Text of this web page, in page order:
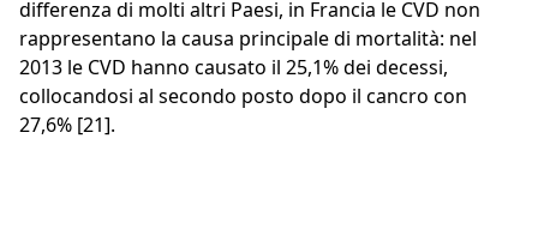
differenza di molti altri Paesi, in Francia le CVD non
rappresentano la causa principale di mortalità: nel
2013 le CVD hanno causato il 25,1% dei decessi,
collocandosi al secondo posto dopo il cancro con
27,6% [21].